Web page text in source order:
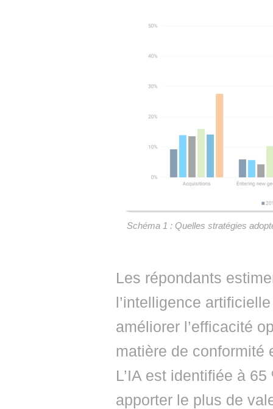
Schéma 1 : Quelles stratégies
Les répondants
l’intelligence
améliorer l’efficacité
matière de conformité
L’IA est identifiée à
apporter le plus de